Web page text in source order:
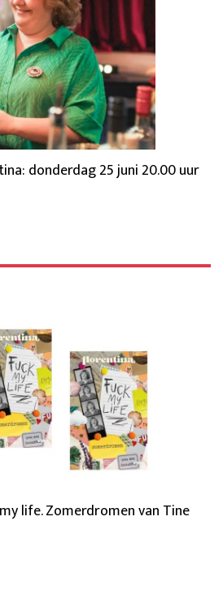
donderdag 25 juni 20.00 uur
life. Zomerdromen van Tine